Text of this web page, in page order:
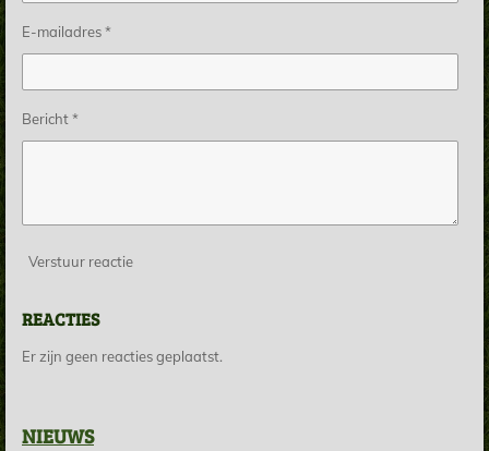
E-mailadres *
Bericht *
Verstuur reactie
REACTIES
Er zijn geen reacties geplaatst.
NIEUWS